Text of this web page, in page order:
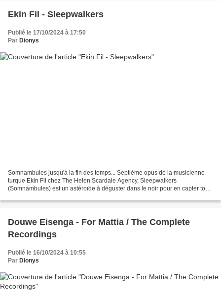
Ekin Fil - Sleepwalkers
Publié le 17/10/2024 à 17:50
Par Dionys
Somnambules jusqu'à la fin des temps... Septième opus de la musicienne
turque Ekin Fil chez The Helen Scardale Agency, Sleepwalkers
(Somnambules) est un astéroïde à déguster dans le noir pour en capter tous
Douwe Eisenga - For Mattia / The Complete
Recordings
Publié le 16/10/2024 à 10:55
Par Dionys